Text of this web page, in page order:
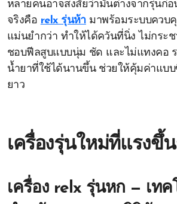
หลายคนอาจสงสัยว่ามันต่างจากรุ่นก่
จริงคือ relx รุ่นห้ามาพร้อมระบบควบ
แม่นยำกว่า ทำให้ได้ควันที่นิ่ง ไม่กระ
ชอบฟีลสูบแบบนุ่ม ชัด และไม่แทงคอ
น้ำยาที่ใช้ได้นานขึ้น ช่วยให้คุ้มค่าแบบ
ยาว
เครื่องรุ่นใหม่ที่แรงขึ้
เครื่อง relx รุ่นหก — เท